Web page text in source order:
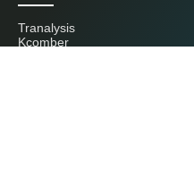
Tranalysis
Kcomber